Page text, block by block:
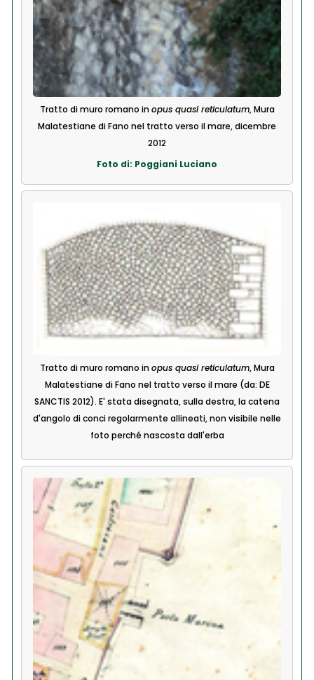
Tratto di muro romano inopus quasi reticulatum, Mura
Malatestiane di Fano nel tratto verso il mare, dicembre
2012
Foto di: Poggiani Luciano
Tratto di muro romano inopus quasi reticulatum, Mura
Malatestiane di Fano nel tratto verso il mare (da: DE
SANCTIS 2012). E' stata disegnata, sulla destra, la catena
d'angolo di conci regolarmente allineati, non visibile nelle
foto perché nascosta dall'erba